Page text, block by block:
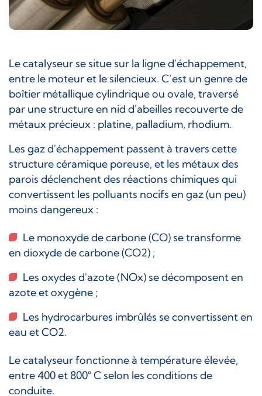
Le catalyseur se situe sur la ligne d'échappement,
entre le moteur et le silencieux. C’est un genre de
boîtier métallique cylindrique ou ovale, traversé
par une structure en nid d'abeilles recouverte de
métaux précieux : platine, palladium, rhodium.
Les gaz d'échappement passent à travers cette
structure céramique poreuse, et les métaux des
parois déclenchent des réactions chimiques qui
convertissent les polluants nocifs en gaz (un peu)
moins dangereux :
Le monoxyde de carbone (CO) se transforme
en dioxyde de carbone (CO2) ;
Les oxydes d'azote (NOx) se décomposent en
azote et oxygène ;
Les hydrocarbures imbrûlés se convertissent en
eau et CO2.
Le catalyseur fonctionne à température élevée,
entre 400 et 800° C selon les conditions de
conduite.